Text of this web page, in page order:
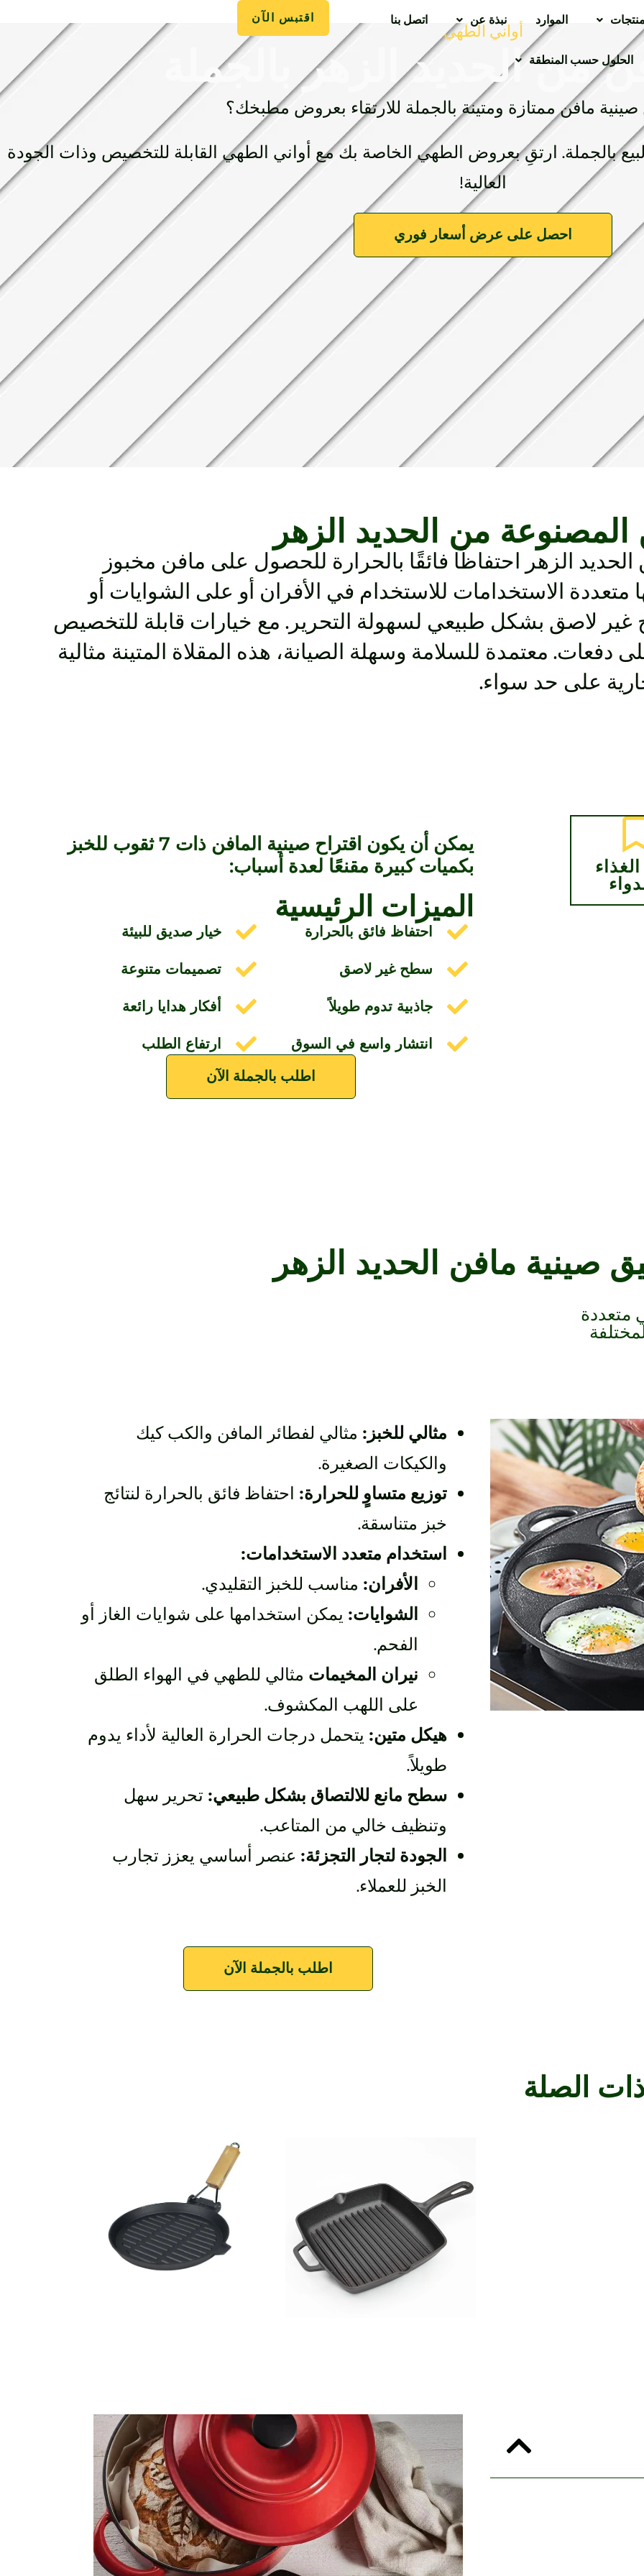
الموارد نبذة عن اتصل بنا
الحلول حسب المنطقة
اقتبس الآن
أواني الطهي
من الحديد الزهر بالجملة
مافن ممتازة ومتينة بالجملة للارتقاء بعروض مطبخك؟
بالجملة. ارتقِ بعروض الطهي الخاصة بك مع أواني الطهي القابلة للتخصيص وذات الجودة
العالية!
احصل على عرض أسعار فوري
من الحديد الزهر
الزهر احتفاظًا فائقًا بالحرارة للحصول على مافن مخبوز
الاستخدامات للاستخدام في الأفران أو على الشوايات أو
غير لاصق بشكل طبيعي لسهولة التحرير. مع خيارات قابلة للتخصيص
دفعات. معتمدة للسلامة وسهلة الصيانة، هذه المقلاة المتينة مثالية
على حد سواء.
يمكن أن يكون اقتراح صينية المافن ذات 7 ثقوب للخبز
بكميات كبيرة مقنعًا لعدة أسباب:
الميزات الرئيسية
احتفاظ فائق بالحرارة
سطح غير لاصق
جاذبية تدوم طويلاً
انتشار واسع في السوق
خيار صديق للبيئة
تصميمات متنوعة
أفكار هدايا رائعة
ارتفاع الطلب
اطلب بالجملة الآن
صينية مافن الحديد الزهر
متعددة
مثالي للخبز: مثالي لفطائر المافن والكب كيك
والكيكات الصغيرة.
توزيع متساوٍ للحرارة: احتفاظ فائق بالحرارة لنتائج
خبز متناسقة.
استخدام متعدد الاستخدامات:
الأفران: مناسب للخبز التقليدي.
الشوايات: يمكن استخدامها على شوايات الغاز أو
الفحم.
نيران المخيمات مثالي للطهي في الهواء الطلق
على اللهب المكشوف.
هيكل متين: يتحمل درجات الحرارة العالية لأداء يدوم
طويلاً.
سطح مانع للالتصاق بشكل طبيعي: تحرير سهل
وتنظيف خالي من المتاعب.
الجودة لتجار التجزئة: عنصر أساسي يعزز تجارب
الخبز للعملاء.
اطلب بالجملة الآن
الصلة